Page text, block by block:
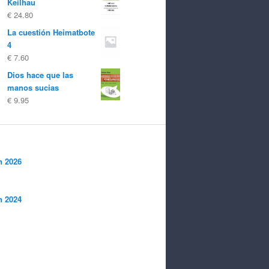
€ 24.80
La cuestión Heimatbote
4
€ 7.60
Dios hace que las
manos sucias
€ 9.95
2026
2024